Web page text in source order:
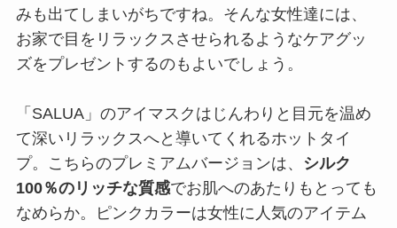
みも出てしまいがちですね。そんな女性達には、
お家で目をリラックスさせられるようなケアグッ
ズをプレゼントするのもよいでしょう。
「SALUA」のアイマスクはじんわりと目元を温め
て深いリラックスへと導いてくれるホットタイ
プ。こちらのプレミアムバージョンは、
シルク
100％のリッチな質感でお肌へのあたりもとっても
なめらか。ピンクカラーは女性に人気のアイテム